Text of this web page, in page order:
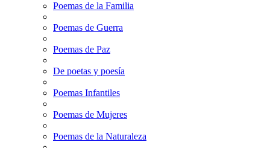
Poemas de la Familia
Poemas de Guerra
Poemas de Paz
De poetas y poesía
Poemas Infantiles
Poemas de Mujeres
Poemas de la Naturaleza